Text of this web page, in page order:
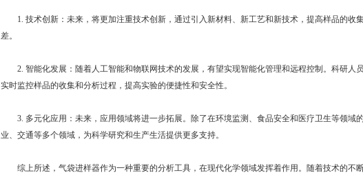
1. 技术创新：未来，将更加注重技术创新，通过引入新材料、新工艺和新技术，提高样品的收
差。
2. 智能化发展：随着人工智能和物联网技术的发展，有望实现智能化管理和远程控制。科研人
实时监控样品的收集和分析过程，提高实验的便捷性和安全性。
3. 多元化应用：未来，应用领域将进一步拓展。除了在环境监测、食品安全和医疗卫生等领域
业、交通等多个领域，为科学研究和生产生活提供更多支持。
综上所述，气袋进样器作为一种重要的分析工具，在现代化学领域发挥着作用。随着技术的不